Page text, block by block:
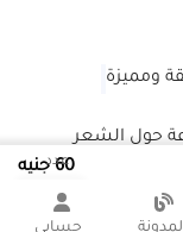
حسابي
60 جنيه
عدد
ومميزة
حول الشعر